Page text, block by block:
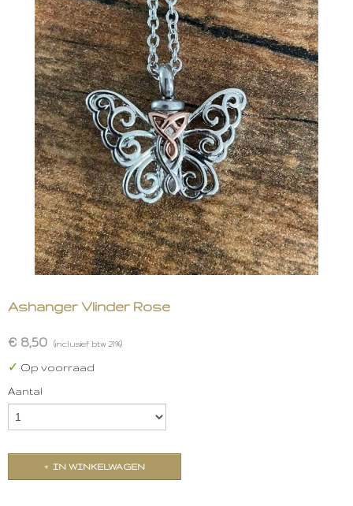
Ashanger Vlinder Rose
€ 8,50 (inclusief btw 21%)
✓ Op voorraad
Aantal
IN WINKELWAGEN